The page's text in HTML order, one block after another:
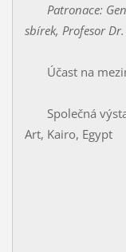
Patronace:
sbírek, Profesor
Účast na
Společná
Art, Kairo, Egypt